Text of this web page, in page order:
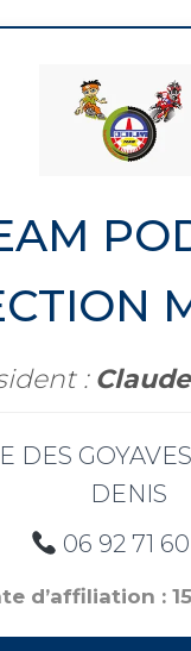
:
DES
DENIS
06 92 71
d’affiliation :